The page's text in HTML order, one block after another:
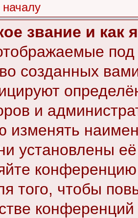
началу
звание и как
созданных
и
изменять
установлены
того, чтобы